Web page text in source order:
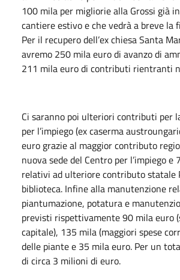
100 mila per migliorie alla Grossi già
cantiere estivo e che vedrà a breve la
Per il recupero dell’ex chiesa Santa
avremo 250 mila euro di avanzo di
211 mila euro di contributi rientranti
Ci saranno poi ulteriori contributi per
per l’impiego (ex caserma
euro grazie al maggior contributo
nuova sede del Centro per l’impiego e
relativi ad ulteriore contributo statale
biblioteca. Infine alla manutenzione
piantumazione, potatura e
previsti rispettivamente 90 mila euro
capitale), 135 mila (maggiori spese
delle piante e 35 mila euro. Per un
di circa 3 milioni di euro.